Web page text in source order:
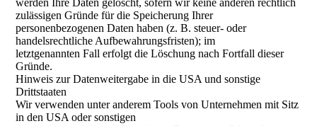
werden Ihre Daten gelöscht, sofern wir keine anderen rechtlich
zulässigen Gründe für die Speicherung Ihrer
personenbezogenen Daten haben (z. B. steuer- oder
handelsrechtliche Aufbewahrungsfristen); im
letztgenannten Fall erfolgt die Löschung nach Fortfall dieser
Gründe.
Hinweis zur Datenweitergabe in die USA und sonstige
Drittstaaten
Wir verwenden unter anderem Tools von Unternehmen mit Sitz
in den USA oder sonstigen